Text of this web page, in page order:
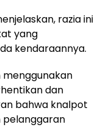
razia ini
yang
kendaraannya.
dan
bahwa knalpot
pelanggaran